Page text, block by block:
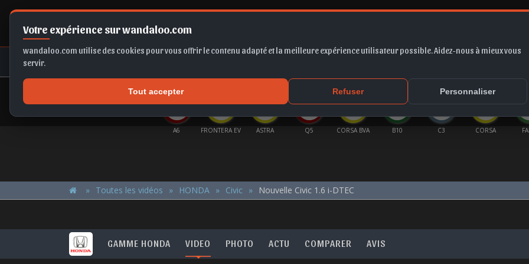
Votre expérience sur wandaloo.com
wandaloo.com utilise des cookies pour vous offrir le contenu adapté et la meilleure expérience utilisateur possible. Aidez-nous à mieux vous
servir.
Tout accepter Refuser Personnaliser
A6 FRONTERA EV ASTRA Q5 CORSA BVA B10 C3 CORSA
Toutes les vidéos HONDA Civic Nouvelle Civic 1.6 i-DTEC
GAMME HONDA VIDEO PHOTO ACTU COMPARER AVIS